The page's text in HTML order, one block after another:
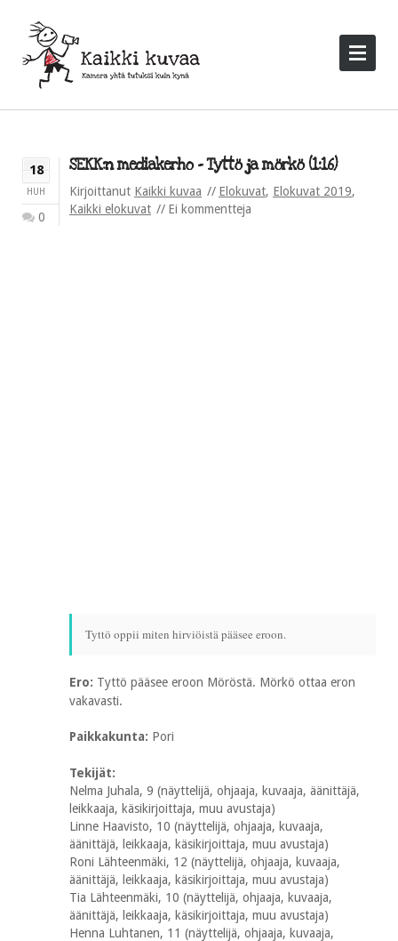
18
HUH
0
SEKK:n mediakerho – Tyttö ja mörkö (1:16)
Kirjoittanut Kaikki kuvaa Elokuvat, Elokuvat 2019,
Kaikki elokuvat
Ei kommentteja
Tyttö oppii miten hirviöistä pääsee eroon.
Ero: Tyttö pääsee eroon Möröstä. Mörkö ottaa eron
vakavasti.
Paikkakunta: Pori
Tekijät:
Nelma Juhala, 9 (näyttelijä, ohjaaja, kuvaaja, äänittäjä,
leikkaaja, käsikirjoittaja, muu avustaja)
Linne Haavisto, 10 (näyttelijä, ohjaaja, kuvaaja,
äänittäjä, leikkaaja, käsikirjoittaja, muu avustaja)
Roni Lähteenmäki, 12 (näyttelijä, ohjaaja, kuvaaja,
äänittäjä, leikkaaja, käsikirjoittaja, muu avustaja)
Tia Lähteenmäki, 10 (näyttelijä, ohjaaja, kuvaaja,
äänittäjä, leikkaaja, käsikirjoittaja, muu avustaja)
Henna Luhtanen, 11 (näyttelijä, ohjaaja, kuvaaja,